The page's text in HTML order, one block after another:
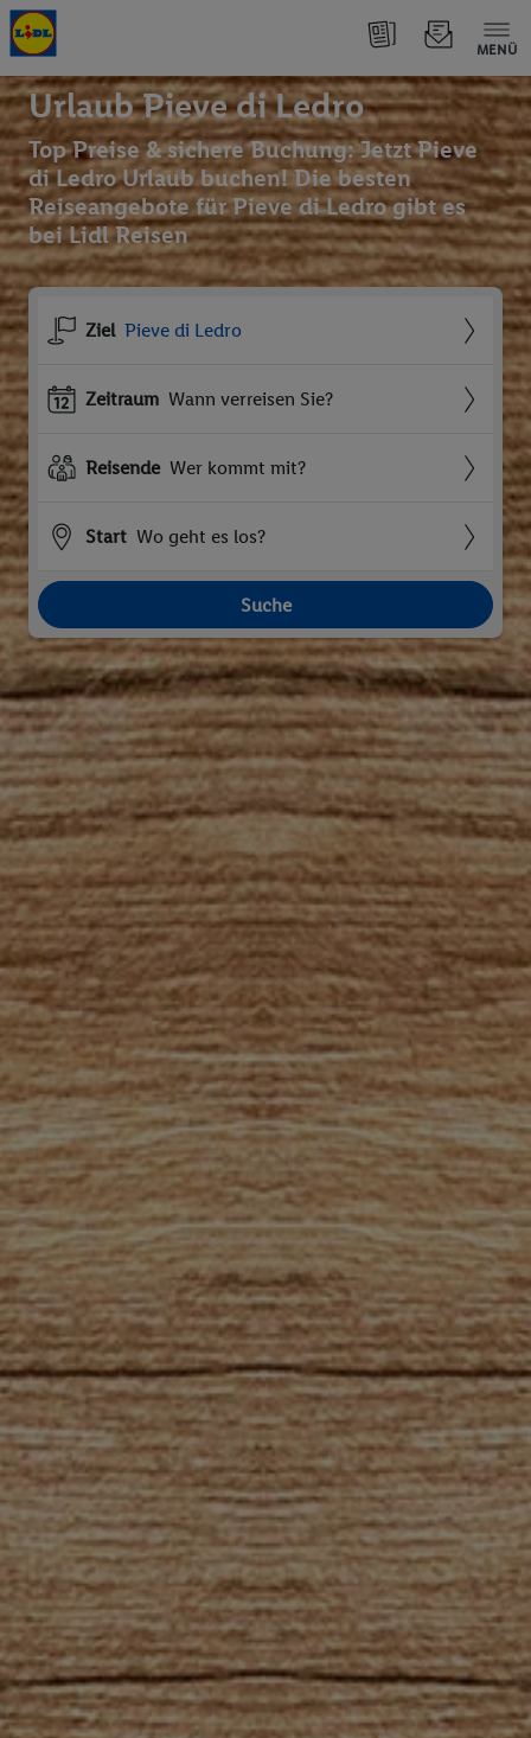
MENÜ
Urlaub Pieve di Ledro
Top Preise & sichere Buchung: Jetzt Pieve
di Ledro Urlaub buchen! Die besten
Reiseangebote für Pieve di Ledro gibt es
bei Lidl Reisen
Ziel Pieve di Ledro
Zeitraum Wann verreisen Sie?
Reisende Wer kommt mit?
Start Wo geht es los?
Suche